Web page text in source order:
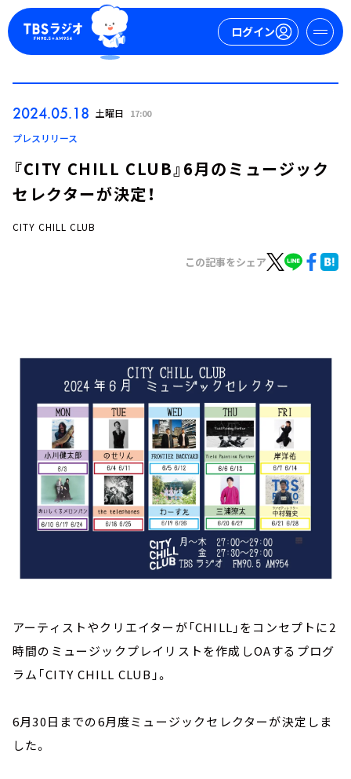
ログイン
お知らせ
イベント・グッズ
YouTube
会社情報
2024.05.18 土曜日 17:00
プレスリリース
『CITY CHILL CLUB』6月のミュージック
セレクターが決定！
CITY CHILL CLUB
この記事をシェア
アーティストやクリエイターが「CHILL」をコンセプトに2
時間のミュージックプレイリストを作成しOAするプログ
ラム「CITY CHILL CLUB」。
6月30日までの6月度ミュージックセレクターが決定しま
した。